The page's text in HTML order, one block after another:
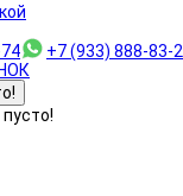
+7 (933) 888-83-